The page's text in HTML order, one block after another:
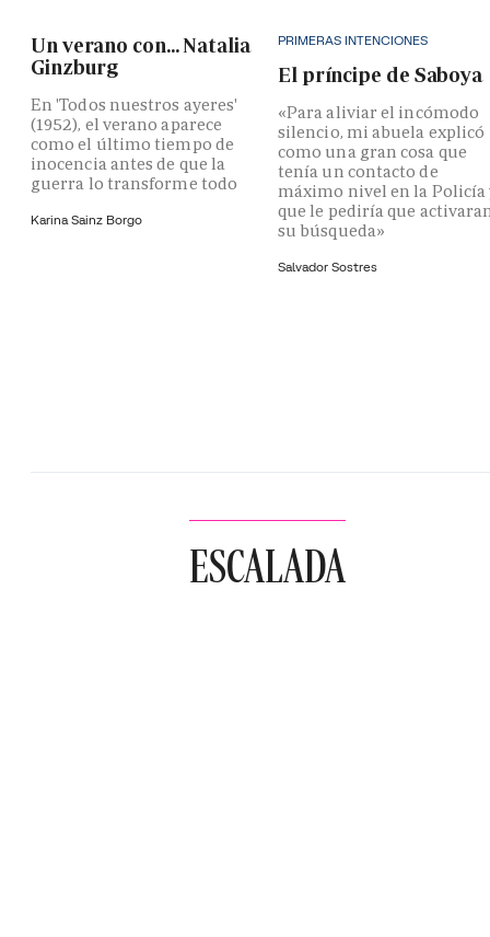
Un verano con... Natalia
Ginzburg
En 'Todos nuestros ayeres'
(1952), el verano aparece
como el último tiempo de
inocencia antes de que la
guerra lo transforme todo
Karina Sainz Borgo
PRIMERAS INTENCIONES
El príncipe de Saboya
«Para aliviar el incómodo
silencio, mi abuela explicó
como una gran cosa que
tenía un contacto de
máximo nivel en la Policía
que le pediría que
su búsqueda»
Salvador Sostres
ESCALADA